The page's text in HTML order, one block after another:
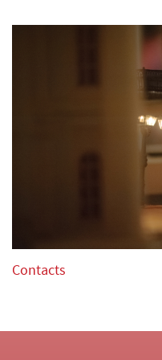
toutes les informations
Tous les droits audio et
l’association « Triomphe
Les candidats admis au
Le programme
d’inscription ne pourra
limite d’inscription.
Contacts